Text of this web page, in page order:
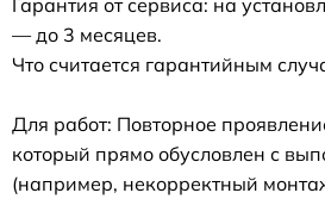
— до 3 месяцев.
Что считается гарантийным
Для работ: Повторное
который прямо обусловлен с
(например, некорректный